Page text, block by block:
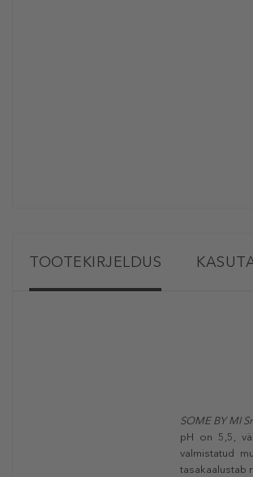
TOOTEKIRJELDUS
SOME BY MI
pH on 5,5,
valmistatud
tasakaalustab